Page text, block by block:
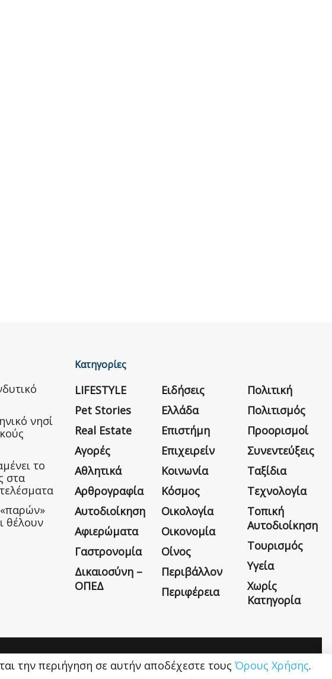
νησί
το
στα
θέλουν
Κατηγορίες
LIFESTYLE
Pet Stories
Real Estate
Αγορές
Αθλητικά
Αρθρογραφία
Αυτοδιοίκηση
Αφιερώματα
Γαστρονομία
Δικαιοσύνη –
ΟΠΕΔ
Ειδήσεις
Ελλάδα
Επιστήμη
Επιχειρείν
Κοινωνία
Κόσμος
Οικολογία
Οικονομία
Οίνος
Περιβάλλον
Περιφέρεια
Πολιτική
Πολιτισμός
Προορισμοί
Συνεντεύξεις
Ταξίδια
Τεχνολογία
Τοπική
Αυτοδιοίκηση
Τουρισμός
Υγεία
Χωρίς
Κατηγορία
Η εταιρεία Όροι Χρήσης Επικοινωνία
την περιήγηση σε αυτήν αποδέχεστε τους Όρους Χρήσης.